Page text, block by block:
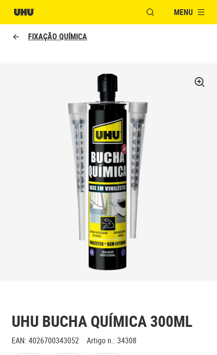
ABRIR JANELA
MENU
FIXAÇÃO QUÍMICA
UHU BUCHA QUÍMICA 300ML
EAN: 4026700343052 Artigo n.: 34308